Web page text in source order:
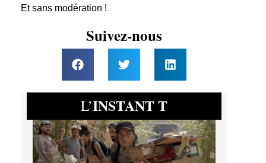
Et sans modération !
Suivez-nous
L’INSTANT T